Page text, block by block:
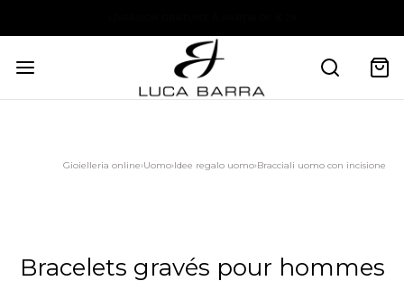
Gioielleria online›Uomo›Idee regalo uomo›Bracciali uomo con incisione
Bracelets gravés pour hommes